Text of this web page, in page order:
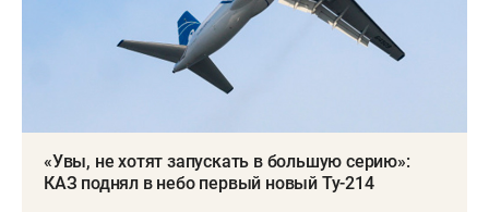
«Увы, не хотят запускать в большую серию»:
КАЗ поднял в небо первый новый Ту-214